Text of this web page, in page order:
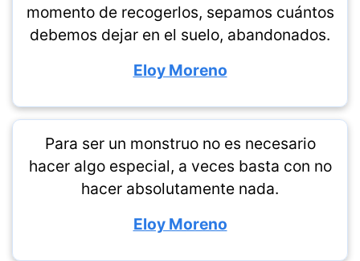
momento de recogerlos, sepamos cuántos
debemos dejar en el suelo, abandonados.
Eloy Moreno
Para ser un monstruo no es necesario
hacer algo especial, a veces basta con no
hacer absolutamente nada.
Eloy Moreno